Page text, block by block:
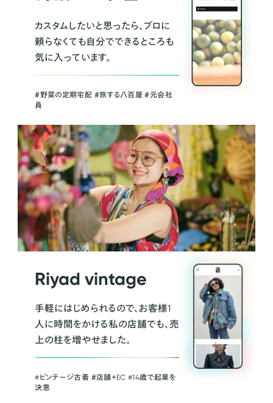
カスタムしたいと思ったら、プロに
頼らなくても自分でできるところも
気に入っています。
＃野菜の定期宅配 ＃旅する八百屋 ＃元会社
員
Riyad vintage
手軽にはじめられるので、お客様1
人に時間をかける私の店舗でも、売
上の柱を増やせました。
#ビンテージ古着 ＃店舗＋EC #14歳で起業を
決意